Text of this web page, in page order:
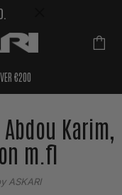
€200
Karim,
m.fl
ASKARI